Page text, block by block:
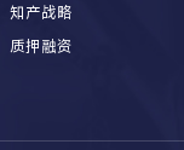
知产战略
质押融资